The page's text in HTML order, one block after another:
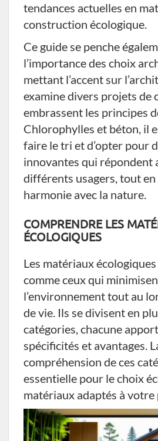
tendances actuelles en
construction écologique.
Ce guide se penche
l’importance des choix
mettant l’accent sur
examine divers projets de
embrassent les principes
Chlorophylles et béton, il
faire le tri et d’opter pour
innovantes qui répondent
différents usagers, tout
harmonie avec la nature.
COMPRENDRE LES
ÉCOLOGIQUES
Les matériaux
comme ceux qui
l’environnement tout au
de vie. Ils se divisent en
catégories, chacune
spécificités et avantages.
compréhension de ces
essentielle pour le choix
matériaux adaptés à